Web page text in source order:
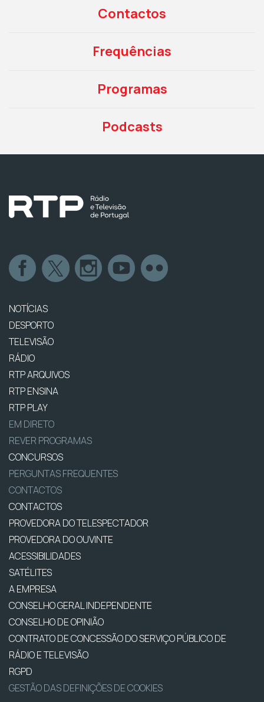
Contactos
Frequências
Programas
Podcasts
NOTÍCIAS
DESPORTO
TELEVISÃO
RÁDIO
RTP ARQUIVOS
RTP ENSINA
RTP PLAY
EM DIRETO
REVER PROGRAMAS
CONCURSOS
PERGUNTAS FREQUENTES
CONTACTOS
CONTACTOS
PROVEDORA DO TELESPECTADOR
PROVEDORA DO OUVINTE
ACESSIBILIDADES
SATÉLITES
A EMPRESA
CONSELHO GERAL INDEPENDENTE
CONSELHO DE OPINIÃO
CONTRATO DE CONCESSÃO DO SERVIÇO PÚBLICO DE
RÁDIO E TELEVISÃO
RGPD
GESTÃO DAS DEFINIÇÕES DE COOKIES